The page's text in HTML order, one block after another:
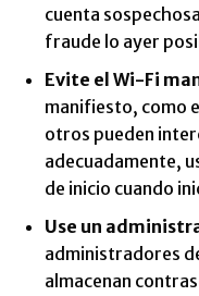
cuenta
fraude lo ayer
Evite el Wi-Fi
manifiesto, como
otros pueden
adecuadamente,
de inicio cuando
Use un
administradores
almacenan